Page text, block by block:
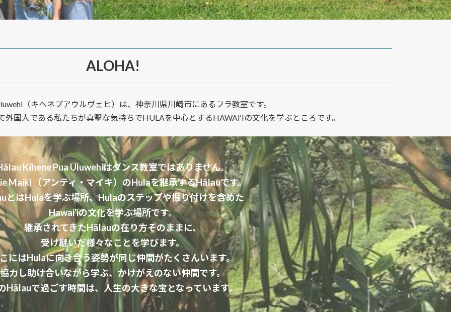
ALOHA!
（キヘネプアウルヴェヒ）は、神奈川県川崎市にあるフラ教室です。
外国人である私たちが真撃な気持ちでHULAを中心とするHAWAI‘Iの文化を学ぶところです。
Kīhene Pua Uluwehiはダンス教室ではありません。
Maiki （アンティ・マイキ）のHulaを継承するHālauです。
とはHulaを学ぶ場所、Hulaのステップや振り付けを含めた
Hawai'iの文化を学ぶ場所です。
継承されてきたHālauの在り方そのままに、
受け継いだ様々なことを学びます。
にはHulaに向き合う姿勢が同じ仲間がたくさんいます。
協力し助け合いながら学ぶ、かけがえのない仲間です。
Hālauで過ごす時間は、人生の大きな宝となっています。